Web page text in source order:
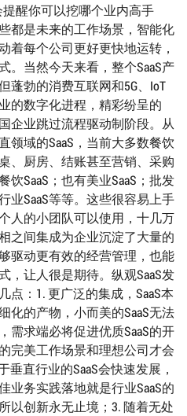
醒你可以挖哪个业内高手
都是未来的工作场景，智能化
着每个公司更好更快地运转，
。当然今天来看，整个SaaS产
蓬勃的消费互联网和5G、IoT
的数字化进程，精彩纷呈的
企业跳过流程驱动制阶段。从
领域的SaaS，当前大多数餐饮
、厨房、结账甚至营销、采购
SaaS；也有美业SaaS；批发
业SaaS等等。这些很容易上手
人的小团队可以使用，十几万
之间集成为企业沉淀了大量的
驱动更有效的经营管理，也能
，让人很是期待。纵观SaaS发
点：1. 更广泛的集成，SaaS本
化的产物，小而美的SaaS无法
需求端必将促进优质SaaS的开
完美工作场景和理想公司才会
直行业的SaaS会快速发展，
业务实践落地就是行业SaaS的
以创新永无止境；3. 随着无处